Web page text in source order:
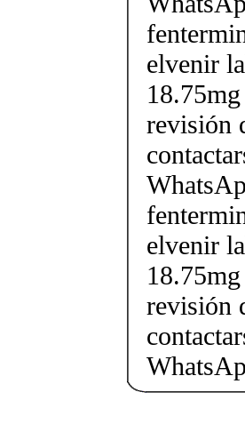
elvenir
revisión
elvenir
revisión